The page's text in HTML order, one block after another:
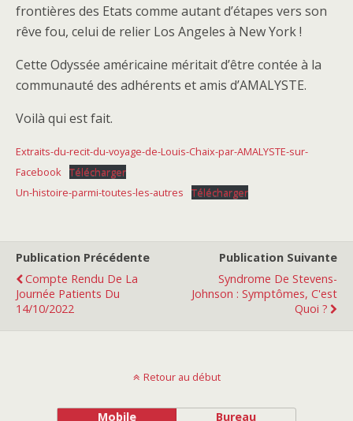
frontières des Etats comme autant d’étapes vers son
rêve fou, celui de relier Los Angeles à New York !
Cette Odyssée américaine méritait d’être contée à la
communauté des adhérents et amis d’AMALYSTE.
Voilà qui est fait.
Extraits-du-recit-du-voyage-de-Louis-Chaix-par-AMALYSTE-sur-
Facebook Télécharger
Un-histoire-parmi-toutes-les-autres
Télécharger
Publication Précédente
Compte Rendu De La
Journée Patients Du
14/10/2022
Publication Suivante
Syndrome De Stevens-
Johnson : Symptômes, C'est
Quoi ?
Retour au début
Mobile Bureau